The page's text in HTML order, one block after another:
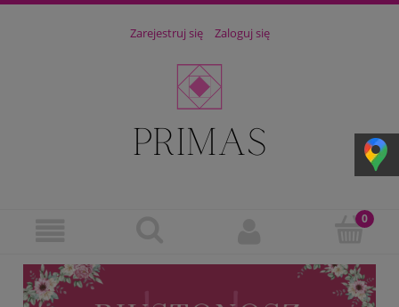
Zarejestruj się Zaloguj się